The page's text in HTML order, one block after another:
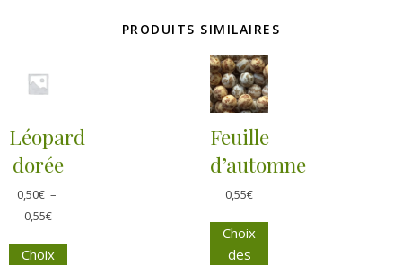
PRODUITS SIMILAIRES
Léopard
dorée
0,50€ –
0,55€
Choix
Feuille
d’automne
0,55€
Choix
des